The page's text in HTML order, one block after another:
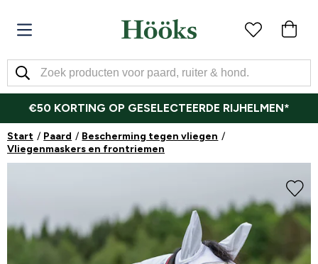
€50 KORTING OP GESELECTEERDE RIJHELMEN*
Start Paard
Bescherming tegen vliegen
Vliegenmaskers en frontriemen